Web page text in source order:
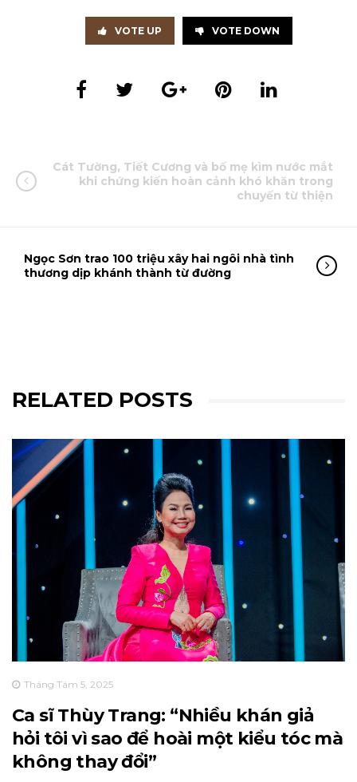
VOTE UP VOTE DOWN
Cát Tường, Tiết Cương và bố mẹ kìm nước mắt
khi chứng kiến hoàn cảnh khó khăn trong
chuyến từ thiện
Ngọc Sơn trao 100 triệu xây hai ngôi nhà tình
thương dịp khánh thành từ đường
RELATED POSTS
Tháng Tám 5, 2025
Ca sĩ Thùy Trang: “Nhiều khán giả
hỏi tôi vì sao để hoài một kiểu tóc mà
không thay đổi”